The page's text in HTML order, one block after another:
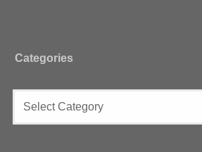
Categories